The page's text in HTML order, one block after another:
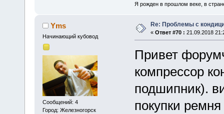
Я рожден в прошлом веке, в
Yms
Начинающий кубовод
Сообщений: 4
Город: Железногорск
Re: Проблемы с
« Ответ #70 : 21.09.2018
Привет
компрессор
подшипник).
покупки